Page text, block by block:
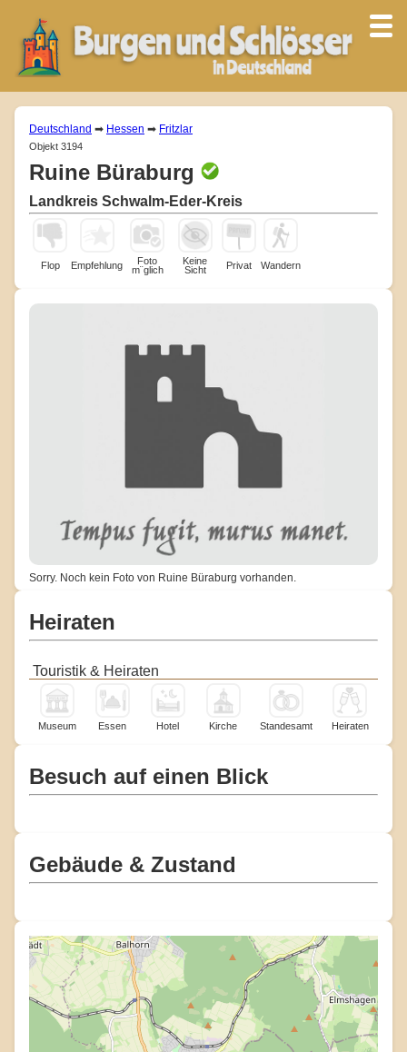
Deutschland ➡ Hessen ➡ Fritzlar
Objekt 3194
Ruine Büraburg
Landkreis Schwalm-Eder-Kreis
Flop Empfehlung
Foto
m¨glich
Keine
Sicht
Privat Wandern
Sorry. Noch kein Foto von Ruine Büraburg vorhanden.
Heiraten
Touristik & Heiraten
Museum Essen Hotel Kirche Standesamt Heiraten
Besuch auf einen Blick
Gebäude & Zustand